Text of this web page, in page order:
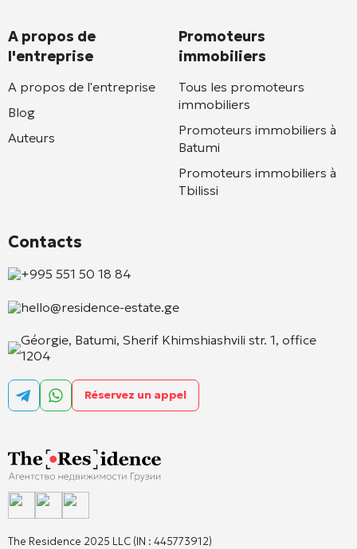
The Residence 2025 LLC (IN : 445773912)
A propos de
l'entreprise
A propos de l'entreprise
Blog
Auteurs
Promoteurs
immobiliers
Tous les promoteurs
immobiliers
Promoteurs immobiliers à
Batumi
Promoteurs immobiliers à
Tbilissi
Contacts
+995 551 50 18 84
hello@residence-estate.ge
Géorgie, Batumi, Sherif Khimshiashvili str. 1, office
1204
Réservez un appel